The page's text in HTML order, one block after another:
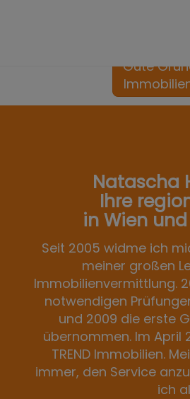
Gute
Natascha
Ihre
in Wien
Seit 2005 widme ich
meiner großen
Immobilienvermittlung.
notwendigen
und 2009 die erste
übernommen. Im April
TREND Immobilien.
immer, den Service
ich